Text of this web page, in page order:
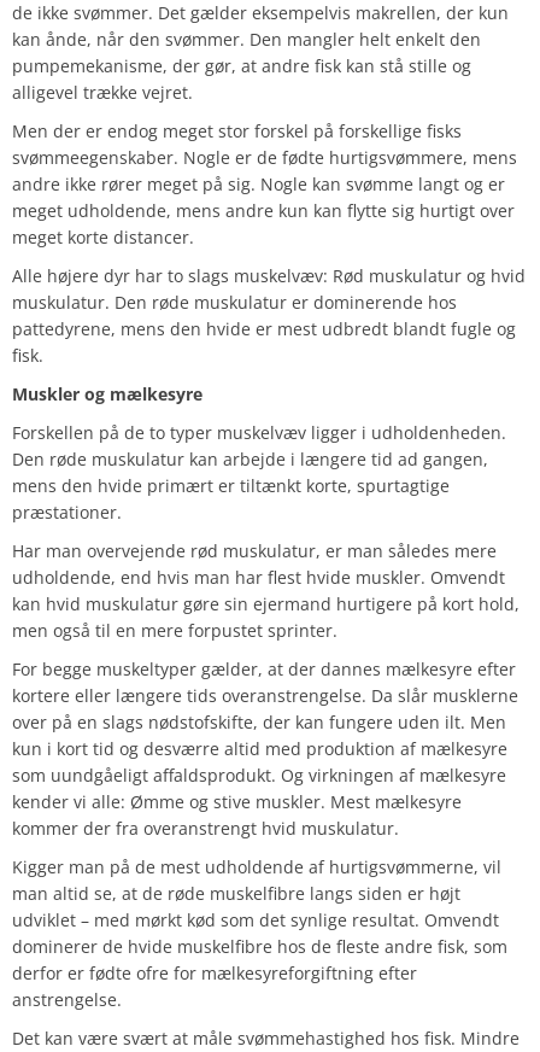
de ikke svømmer. Det gælder eksempelvis makrellen, der kun
kan ånde, når den svømmer. Den mangler helt enkelt den
pumpemekanisme, der gør, at andre fisk kan stå stille og
alligevel trække vejret.
Men der er endog meget stor forskel på forskellige fisks
svømmeegenskaber. Nogle er de fødte hurtigsvømmere, mens
andre ikke rører meget på sig. Nogle kan svømme langt og er
meget udholdende, mens andre kun kan flytte sig hurtigt over
meget korte distancer.
Alle højere dyr har to slags muskelvæv: Rød muskulatur og hvid
muskulatur. Den røde muskulatur er dominerende hos
pattedyrene, mens den hvide er mest udbredt blandt fugle og
fisk.
Muskler og mælkesyre
Forskellen på de to typer muskelvæv ligger i udholdenheden.
Den røde muskulatur kan arbejde i længere tid ad gangen,
mens den hvide primært er tiltænkt korte, spurtagtige
præstationer.
Har man overvejende rød muskulatur, er man således mere
udholdende, end hvis man har flest hvide muskler. Omvendt
kan hvid muskulatur gøre sin ejermand hurtigere på kort hold,
men også til en mere forpustet sprinter.
For begge muskeltyper gælder, at der dannes mælkesyre efter
kortere eller længere tids overanstrengelse. Da slår musklerne
over på en slags nødstofskifte, der kan fungere uden ilt. Men
kun i kort tid og desværre altid med produktion af mælkesyre
som uundgåeligt affaldsprodukt. Og virkningen af mælkesyre
kender vi alle: Ømme og stive muskler. Mest mælkesyre
kommer der fra overanstrengt hvid muskulatur.
Kigger man på de mest udholdende af hurtigsvømmerne, vil
man altid se, at de røde muskelfibre langs siden er højt
udviklet – med mørkt kød som det synlige resultat. Omvendt
dominerer de hvide muskelfibre hos de fleste andre fisk, som
derfor er fødte ofre for mælkesyreforgiftning efter
anstrengelse.
Det kan være svært at måle svømmehastighed hos fisk. Mindre